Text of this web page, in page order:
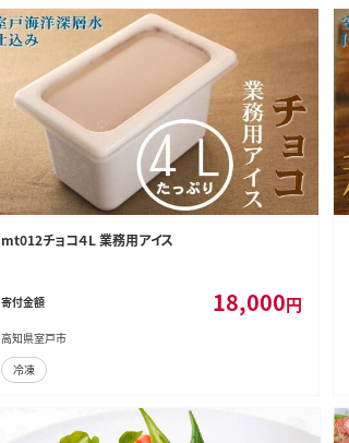
mt012チョコ４L 業務用アイス
寄付金額 18,000円
高知県室戸市
冷凍